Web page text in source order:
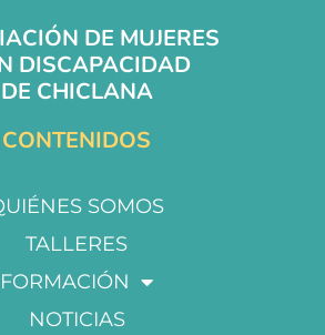
DE MUJERES
DISCAPACIDAD
DE CHICLANA
CONTENIDOS
SOMOS
TALLERES
FORMACIÓN
NOTICIAS